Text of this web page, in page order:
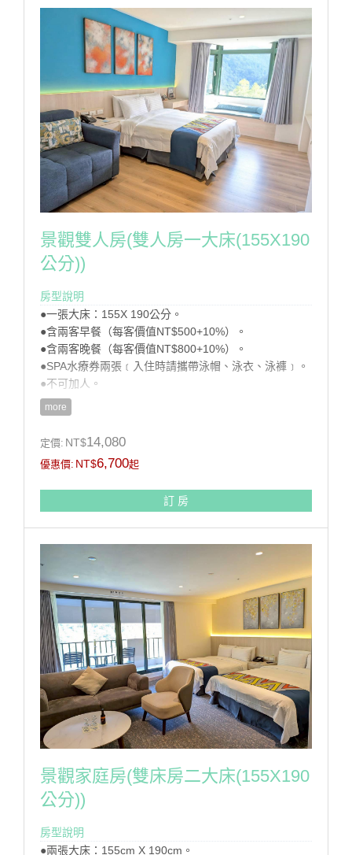
座,USB充電設備,電視機,吹風機,天然羽絨被枕,乳膠枕,客
用衣架,客房中央空調,客房內密碼式保險箱,配合國家公
園環保政策,本渡假村不提供一次性備品(牙膏、牙刷、刮
鬍刀、梳子及泳帽、泳衣、泳褲)請自行攜帶。
●房間位置(景觀或非景觀房)需依當日入住情況由現場安
排，照片提供房間內部擺設及床型參考。
房型設備
景觀雙人房(雙人房一大床(155X190
公分))
房型說明
●一張大床：155X 190公分。
●含兩客早餐（每客價值NT$500+10%）。
●含兩客晚餐（每客價值NT$800+10%）。
●SPA水療券兩張﹝入住時請攜帶泳帽、泳衣、泳褲﹞。
●不可加人。
註：配合國家公園環保政策,本渡假村不提供一次性備品
(牙膏、牙刷、刮鬍刀、梳子及泳帽、泳衣、泳褲)請自行
寬頻網際網路,無噪音迷你冰箱,煮水壺,110伏特電源插
園環保政策,本渡假村不提供一次性備品(牙膏、牙刷、刮
鬍刀、梳子及泳帽、泳衣、泳褲)請自行攜帶。
房型設備
more
定價: NT$14,080
優惠價: NT$6,700起
訂 房
景觀家庭房(雙床房二大床(155X190
公分))
房型說明
●兩張大床：155cm X 190cm。